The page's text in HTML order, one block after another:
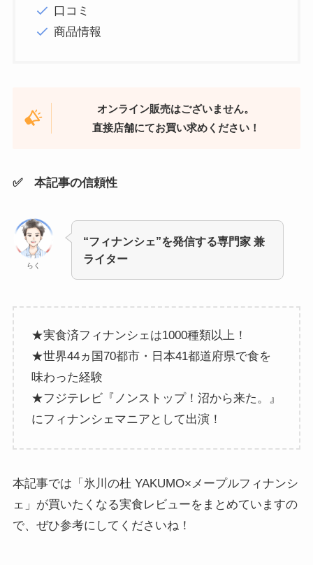
口コミ
商品情報
オンライン販売はございません。
直接店舗にてお買い求めください！
✅ 本記事の信頼性
らく
“フィナンシェ”を発信する専門家 兼
ライター
★実食済フィナンシェは1000種類以上！
★世界44ヵ国70都市・日本41都道府県で食を
味わった経験
★フジテレビ『ノンストップ！沼から来た。』
にフィナンシェマニアとして出演！
本記事では「氷川の杜 YAKUMO×メープルフィナンシ
ェ」が買いたくなる実食レビューをまとめていますの
で、ぜひ参考にしてくださいね！